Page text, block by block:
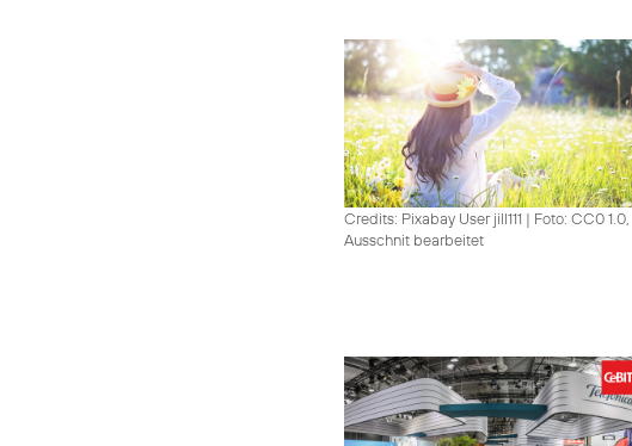
Credits: Pixabay User jill111 | Foto: CC0 1.0,
Ausschnit bearbeitet